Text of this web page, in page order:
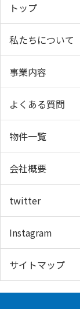
トップ
私たちについて
事業内容
よくある質問
物件一覧
会社概要
twitter
Instagram
サイトマップ